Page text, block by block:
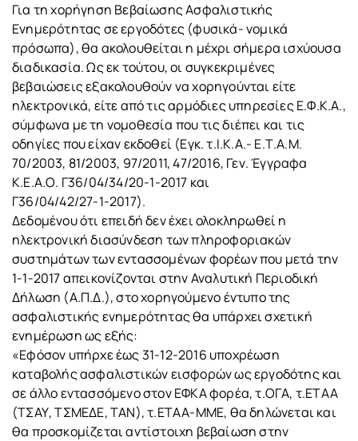
Για τη χορήγηση Βεβαίωσης Ασφαλιστικής
Ενημερότητας σε εργοδότες (φυσικά- νομικά
πρόσωπα), θα ακολουθείται η μέχρι σήμερα ισχύουσα
διαδικασία. Ως εκ τούτου, οι συγκεκριμένες
βεβαιώσεις εξακολουθούν να χορηγούνται είτε
ηλεκτρονικά, είτε από τις αρμόδιες υπηρεσίες Ε.Φ.Κ.Α.,
σύμφωνα με τη νομοθεσία που τις διέπει και τις
οδηγίες που είχαν εκδοθεί (Εγκ. τ.Ι.Κ.Α.- Ε.Τ.Α.Μ.
70/2003, 81/2003, 97/2011, 47/2016, Γεν. Έγγραφα
Κ.Ε.Α.Ο. Γ36/04/34/20-1-2017 και
Γ36/04/42/27-1-2017).
Δεδομένου ότι επειδή δεν έχει ολοκληρωθεί η
ηλεκτρονική διασύνδεση των πληροφοριακών
συστημάτων των εντασσομένων φορέων που μετά την
1-1-2017 απεικονίζονται στην Αναλυτική Περιοδική
Δήλωση (Α.Π.Δ.), στο χορηγούμενο έντυπο της
ασφαλιστικής ενημερότητας θα υπάρχει σχετική
ενημέρωση ως εξής:
«Εφόσον υπήρχε έως 31-12-2016 υποχρέωση
καταβολής ασφαλιστικών εισφορών ως εργοδότης και
σε άλλο εντασσόμενο στον ΕΦΚΑ φορέα, τ.ΟΓΑ, τ.ΕΤΑΑ
(ΤΣΑΥ, ΤΣΜΕΔΕ, ΤΑΝ), τ.ΕΤΑΑ-ΜΜΕ, θα δηλώνεται και
θα προσκομίζεται αντίστοιχη βεβαίωση στην